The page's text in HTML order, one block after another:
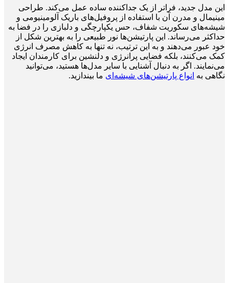
این مدل جدید، فراتر از یک جداکننده ساده عمل می‌کند. طراحی
مینیمال و مدرن آن با استفاده از پروفیل‌های باریک آلومینیومی و
شیشه‌های سکوریت شفاف، حس یکپارچگی و دلبازی را در فضا به
حداکثر می‌رساند. این پارتیشن‌ها نور طبیعی را به بهترین شکل از
خود عبور می‌دهند و به این ترتیب، نه تنها به کاهش مصرف انرژی
کمک می‌کنند، بلکه فضایی پرانرژی و دلنشین برای کارمندان ایجاد
می‌نمایند. اگر به دنبال آشنایی با سایر مدل‌ها هستید، می‌توانید
نگاهی به انواع پارتیشن‌های شیشه‌ای ما بیندازید.